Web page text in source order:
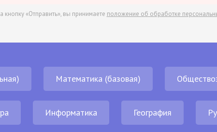
кнопку «Отправить», вы принимаете положение об обработке
Математика (базовая)
Информатика География